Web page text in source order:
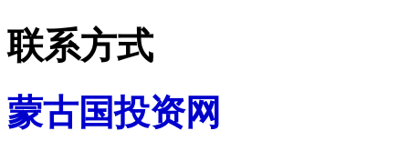
联系方式
蒙古国投资网